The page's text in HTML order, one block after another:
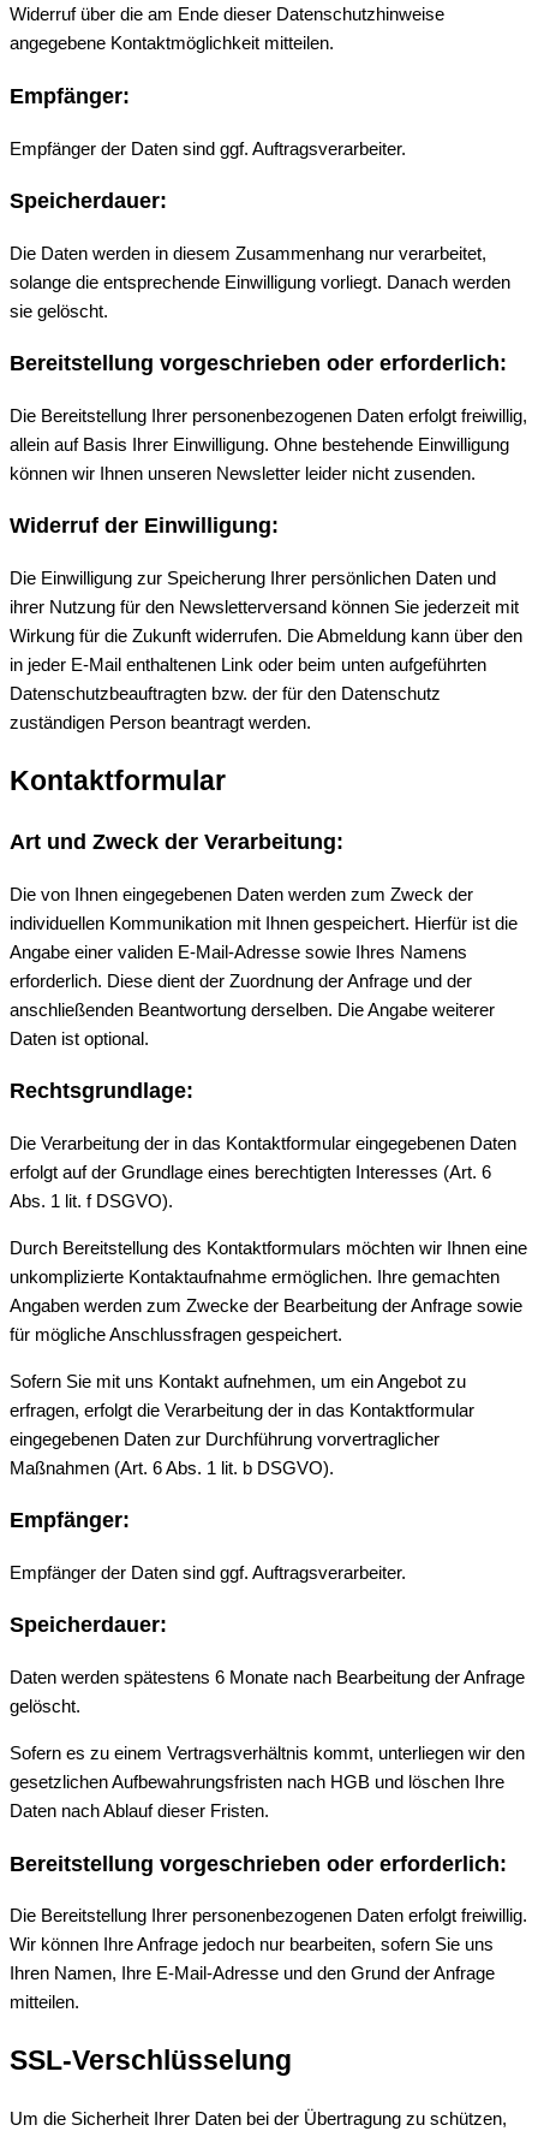
Widerruf über die am Ende dieser Datenschutzhinweise
angegebene Kontaktmöglichkeit mitteilen.
Empfänger:
Empfänger der Daten sind ggf. Auftragsverarbeiter.
Speicherdauer:
Die Daten werden in diesem Zusammenhang nur verarbeitet,
solange die entsprechende Einwilligung vorliegt. Danach werden
sie gelöscht.
Bereitstellung vorgeschrieben oder erforderlich:
Die Bereitstellung Ihrer personenbezogenen Daten erfolgt freiwillig,
allein auf Basis Ihrer Einwilligung. Ohne bestehende Einwilligung
können wir Ihnen unseren Newsletter leider nicht zusenden.
Widerruf der Einwilligung:
Die Einwilligung zur Speicherung Ihrer persönlichen Daten und
ihrer Nutzung für den Newsletterversand können Sie jederzeit mit
Wirkung für die Zukunft widerrufen. Die Abmeldung kann über den
in jeder E-Mail enthaltenen Link oder beim unten aufgeführten
Datenschutzbeauftragten bzw. der für den Datenschutz
zuständigen Person beantragt werden.
Kontaktformular
Art und Zweck der Verarbeitung:
Die von Ihnen eingegebenen Daten werden zum Zweck der
individuellen Kommunikation mit Ihnen gespeichert. Hierfür ist die
Angabe einer validen E-Mail-Adresse sowie Ihres Namens
erforderlich. Diese dient der Zuordnung der Anfrage und der
anschließenden Beantwortung derselben. Die Angabe weiterer
Daten ist optional.
Rechtsgrundlage:
Die Verarbeitung der in das Kontaktformular eingegebenen Daten
erfolgt auf der Grundlage eines berechtigten Interesses (Art. 6
Abs. 1 lit. f DSGVO).
Durch Bereitstellung des Kontaktformulars möchten wir Ihnen eine
unkomplizierte Kontaktaufnahme ermöglichen. Ihre gemachten
Angaben werden zum Zwecke der Bearbeitung der Anfrage sowie
für mögliche Anschlussfragen gespeichert.
Sofern Sie mit uns Kontakt aufnehmen, um ein Angebot zu
erfragen, erfolgt die Verarbeitung der in das Kontaktformular
eingegebenen Daten zur Durchführung vorvertraglicher
Maßnahmen (Art. 6 Abs. 1 lit. b DSGVO).
Empfänger:
Empfänger der Daten sind ggf. Auftragsverarbeiter.
Speicherdauer:
Daten werden spätestens 6 Monate nach Bearbeitung der Anfrage
gelöscht.
Sofern es zu einem Vertragsverhältnis kommt, unterliegen wir den
gesetzlichen Aufbewahrungsfristen nach HGB und löschen Ihre
Daten nach Ablauf dieser Fristen.
Bereitstellung vorgeschrieben oder erforderlich:
Die Bereitstellung Ihrer personenbezogenen Daten erfolgt freiwillig.
Wir können Ihre Anfrage jedoch nur bearbeiten, sofern Sie uns
Ihren Namen, Ihre E-Mail-Adresse und den Grund der Anfrage
mitteilen.
SSL-Verschlüsselung
Um die Sicherheit Ihrer Daten bei der Übertragung zu schützen,